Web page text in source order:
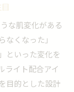
な肌変化がある
くなった」
といった変化を
ライト配合アイ
目的とした設計